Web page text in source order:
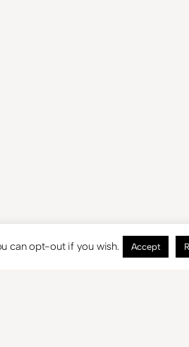
can opt-out if you wish. Accept